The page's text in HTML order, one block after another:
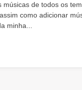
a
músicas de todos os
como adicionar
minha...